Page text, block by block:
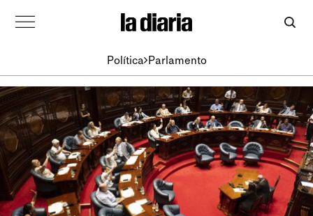
Política Parlamento